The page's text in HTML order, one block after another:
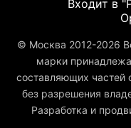
Входит в
© Москва 2012-2026
марки
составляющих частей
без разрешения
Разработка и